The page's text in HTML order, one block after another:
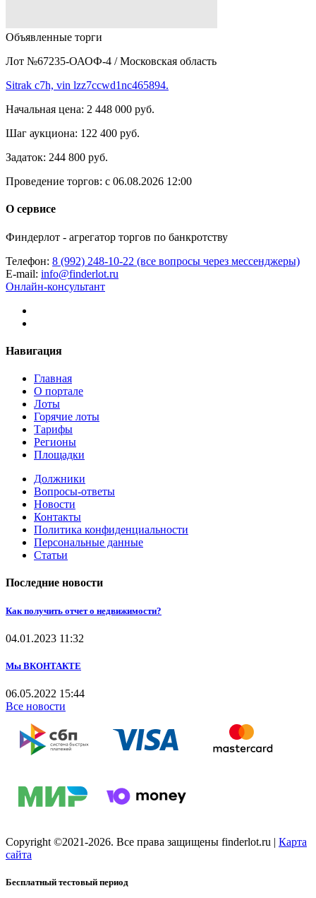
Объявленные торги
Лот №67235-ОАОФ-4 / Московская область
Sitrak c7h, vin lzz7ccwd1nc465894.
Начальная цена: 2 448 000 руб.
Шаг аукциона: 122 400 руб.
Задаток: 244 800 руб.
Проведение торгов: с 06.08.2026 12:00
О сервисе
Финдерлот - агрегатор торгов по банкротству
Телефон: 8 (992) 248-10-22 (все вопросы через мессенджеры)
E-mail: info@finderlot.ru
Онлайн-консультант
Навигация
Главная
О портале
Лоты
Горячие лоты
Тарифы
Регионы
Площадки
Должники
Вопросы-ответы
Новости
Контакты
Политика конфиденциальности
Персональные данные
Статьи
Последние новости
Как получить отчет о недвижимости?
04.01.2023 11:32
Мы ВКОНТАКТЕ
06.05.2022 15:44
Все новости
Copyright ©2021-2026. Все права защищены finderlot.ru | Карта
сайта
Бесплатный тестовый период